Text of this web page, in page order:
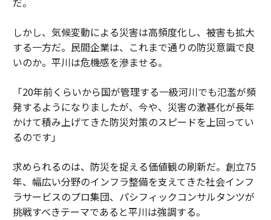
しかし、気候変動による災害は高頻度化し、被害も拡大
する一方だ。民間企業は、これまで通りの防災意識で良
いのか。平川は危機感を滲ませる。
「20年前くらいから国が管理する一級河川でも氾濫が頻
発するようになりましたが、今や、災害の激甚化が長年
かけて積み上げてきた防災対策のスピードを上回ってい
るのです」
求められるのは、防災を捉える価値観の刷新だ。創立75
年、幅広い分野のインフラ整備を支えてきた社会インフ
ラサービスのプロ集団、パシフィックコンサルタンツが
挑戦すべきテーマであると平川は強調する。